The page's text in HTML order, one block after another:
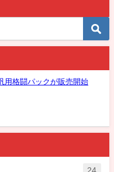
用格闘パックが販売開始
24